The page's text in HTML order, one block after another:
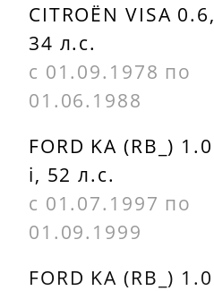
RENAULT
7700267140
CITROËN VISA 0.6,
34 л.с.
с 01.09.1978 по
01.06.1988
FORD KA (RB_) 1.0
i, 52 л.с.
с 01.07.1997 по
01.09.1999
FORD KA (RB_) 1.0